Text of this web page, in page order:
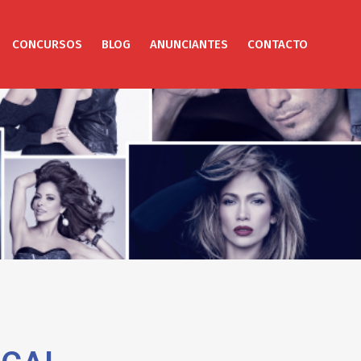
CONCURSOS BLOG ANUNCIANTES CONTACTO